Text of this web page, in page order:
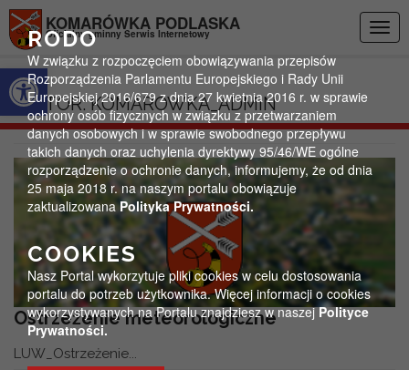
Otwórz pasek narzędzi
KOMARÓWKA PODLASKA
Oficjalny gminny Serwis Internetowy
AUTOR:KOMAROWKA_ADMIN
Ostrzeżenie meteorologiczne
LUW_Ostrzeżenie...
RODO
W związku z rozpoczęciem obowiązywania przepisów
Rozporządzenia Parlamentu Europejskiego i Rady Unii
Europejskiej 2016/679 z dnia 27 kwietnia 2016 r. w sprawie
ochrony osób fizycznych w związku z przetwarzaniem
danych osobowych i w sprawie swobodnego przepływu
takich danych oraz uchylenia dyrektywy 95/46/WE ogólne
rozporządzenie o ochronie danych, informujemy, że od dnia
25 maja 2018 r. na naszym portalu obowiązuje
zaktualizowanaPolityka Prywatności.
COOKIES
Nasz Portal wykorzytuje pliki cookies w celu dostosowania
portalu do potrzeb użytkownika. Więcej informacji o cookies
wykorzystywanych na Portalu znajdziesz w naszejPolityce
Prywatności.